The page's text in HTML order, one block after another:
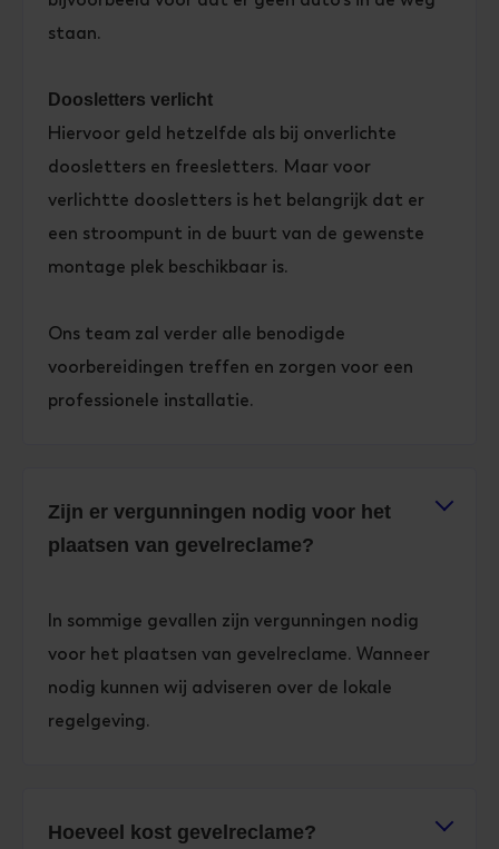
staan.
Doosletters verlicht
Hiervoor geld hetzelfde als bij onverlichte
doosletters en freesletters. Maar voor
verlichtte doosletters is het belangrijk dat er
een stroompunt in de buurt van de gewenste
montage plek beschikbaar is.
Ons team zal verder alle benodigde
voorbereidingen treffen en zorgen voor een
professionele installatie.
Zijn er vergunningen nodig voor het
plaatsen van gevelreclame?
In sommige gevallen zijn vergunningen nodig
voor het plaatsen van gevelreclame. Wanneer
nodig kunnen wij adviseren over de lokale
regelgeving.
Hoeveel kost gevelreclame?